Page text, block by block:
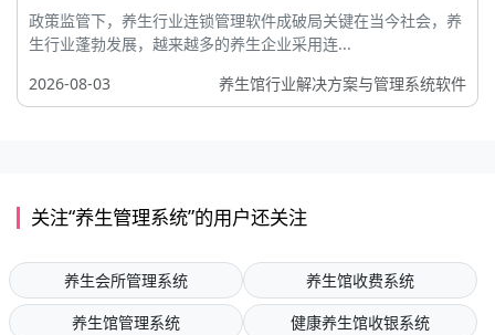
政策监管下，养生行业连锁管理软件成破局关键在当今社会，养
生行业蓬勃发展，越来越多的养生企业采用连...
2026-08-03
养生馆行业解决方案与管理系统软件
关注“养生管理系统”的用户还关注
养生会所管理系统
养生馆收费系统
养生馆管理系统
健康养生馆收银系统